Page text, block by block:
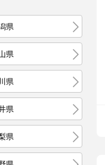
県
県
県
県
県